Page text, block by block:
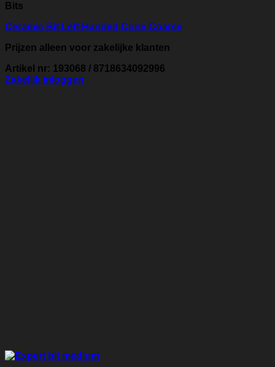
Bits
Ceramic Bit Left Handed Cone Coarse
Prijzen alleen voor zakelijke klanten
Artikel nr: 193068 / 8718634092996
Zakelijk inloggen